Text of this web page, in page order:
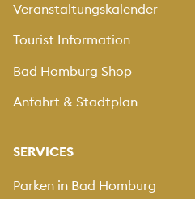
Veranstaltungskalender
Tourist Information
Bad Homburg Shop
Anfahrt & Stadtplan
SERVICES
Parken in Bad Homburg